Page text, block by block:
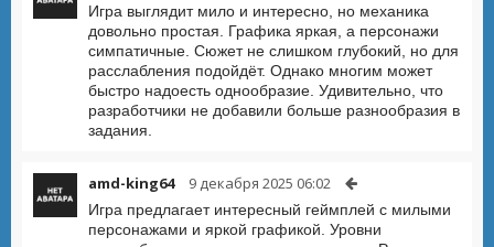
Игра выглядит мило и интересно, но механика
довольно простая. Графика яркая, а персонажи
симпатичные. Сюжет не слишком глубокий, но для
расслабления подойдёт. Однако многим может
быстро надоесть однообразие. Удивительно, что
разработчики не добавили больше разнообразия в
задания.
amd-king64 9 декабря 2025 06:02
Игра предлагает интересный геймплей с милыми
персонажами и яркой графикой. Уровни